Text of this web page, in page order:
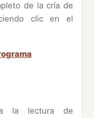
de la cría de
clic en el
la lectura de